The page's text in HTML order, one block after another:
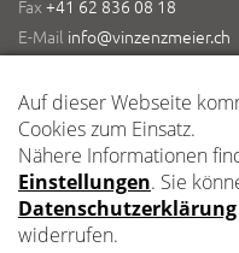
Fax +41 62 836 08 18
E-Mail info@vinzenzmeier.ch
Logistik
Zentrallager Kleindöttingen